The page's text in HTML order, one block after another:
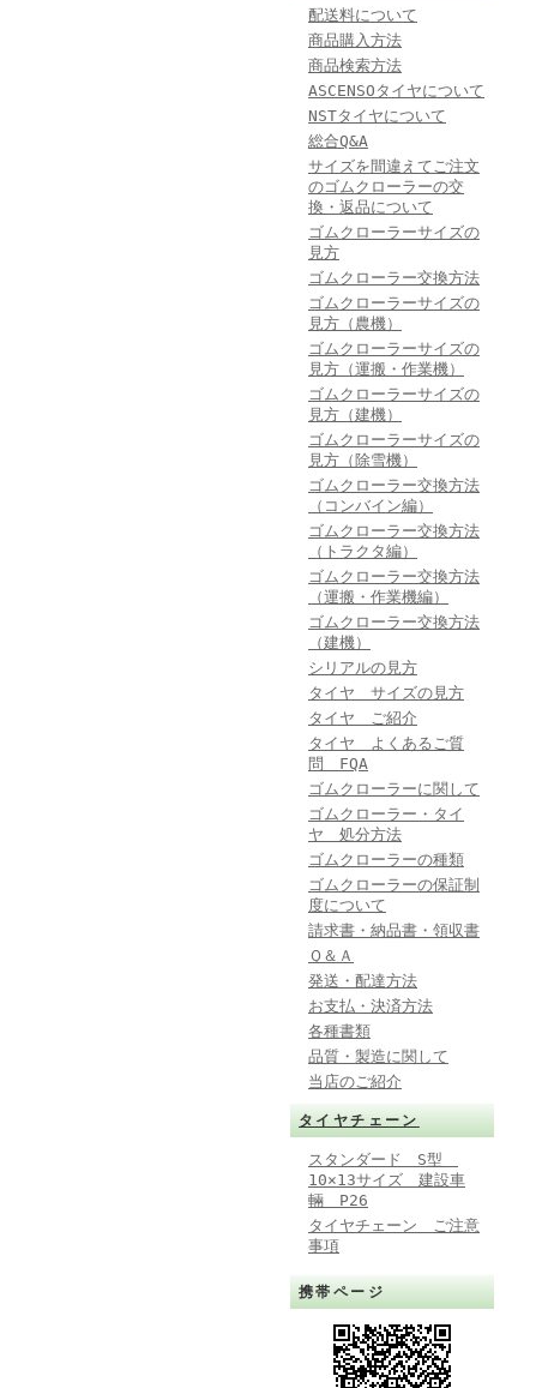
配送料について
商品購入方法
商品検索方法
ASCENSOタイヤについて
NSTタイヤについて
総合Q&A
サイズを間違えてご注文
のゴムクローラーの交
換・返品について
ゴムクローラーサイズの
見方
ゴムクローラー交換方法
ゴムクローラーサイズの
見方（農機）
ゴムクローラーサイズの
見方（運搬・作業機）
ゴムクローラーサイズの
見方（建機）
ゴムクローラーサイズの
見方（除雪機）
ゴムクローラー交換方法
（コンバイン編）
ゴムクローラー交換方法
（トラクタ編）
ゴムクローラー交換方法
（運搬・作業機編）
ゴムクローラー交換方法
（建機）
シリアルの見方
タイヤ サイズの見方
タイヤ ご紹介
タイヤ よくあるご質
問 FQA
ゴムクローラーに関して
ゴムクローラー・タイ
ヤ 処分方法
ゴムクローラーの種類
ゴムクローラーの保証制
度について
請求書・納品書・領収書
Ｑ＆Ａ
発送・配達方法
お支払・決済方法
各種書類
品質・製造に関して
当店のご紹介
タイヤチェーン
スタンダード S型
10×13サイズ 建設車
輛 P26
タイヤチェーン ご注意
事項
携帯ページ